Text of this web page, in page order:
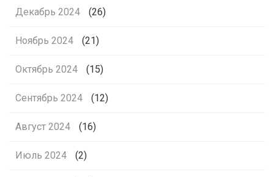
Декабрь 2024 (26)
Ноябрь 2024 (21)
Октябрь 2024 (15)
Сентябрь 2024 (12)
Август 2024 (16)
Июль 2024 (2)